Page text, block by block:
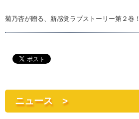
菊乃杏が贈る、新感覚ラブストーリー第２巻！
ニュース >